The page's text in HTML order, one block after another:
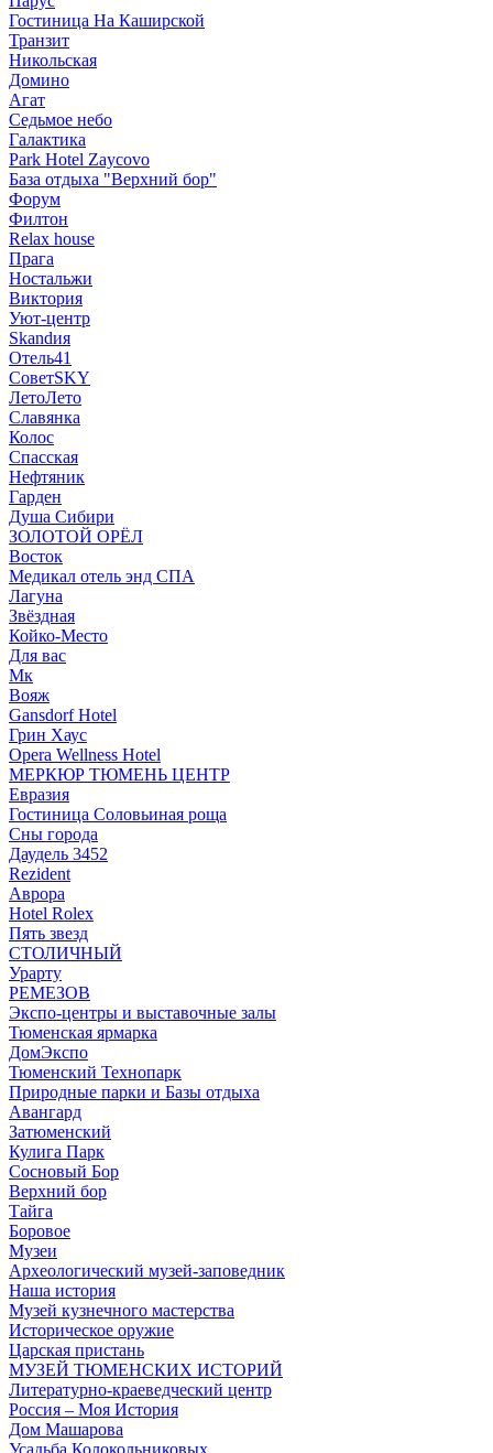
Гостиница На Каширской
Транзит
Никольская
Домино
Агат
Седьмое небо
Галактика
Park Hotel Zaycovo
База отдыха "Верхний бор"
Форум
Филтон
Relax house
Прага
Ностальжи
Виктория
Уют-центр
Skandия
Отель41
СоветSKY
ЛетоЛето
Славянка
Колос
Спасская
Нефтяник
Гарден
Душа Сибири
ЗОЛОТОЙ ОРЁЛ
Восток
Медикал отель энд СПА
Лагуна
Звёздная
Койко-Место
Для вас
Мк
Вояж
Gansdorf Hotel
Грин Хаус
Opera Wellness Hotel
МЕРКЮР ТЮМЕНЬ ЦЕНТР
Евразия
Гостиница Соловьиная роща
Сны города
Даудель 3452
Rezident
Аврора
Hotel Rolex
Пять звезд
СТОЛИЧНЫЙ
Урарту
РЕМЕЗОВ
Экспо-центры и выставочные залы
Тюменская ярмарка
ДомЭкспо
Тюменский Технопарк
Природные парки и Базы отдыха
Авангард
Затюменский
Кулига Парк
Сосновый Бор
Верхний бор
Тайга
Боровое
Музеи
Археологический музей-заповедник
Наша история
Музей кузнечного мастерства
Историческое оружие
Царская пристань
МУЗЕЙ ТЮМЕНСКИХ ИСТОРИЙ
Литературно-краеведческий центр
Россия – Моя История
Дом Машарова
Усадьба Колокольниковых